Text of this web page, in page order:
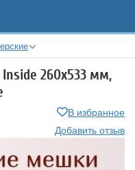
260х533 мм,
В избранное
Добавить отзыв